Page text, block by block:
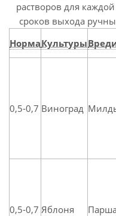
растворов для
сроков выхода
НормаКультуры
0,5-0,7 Виноград
0,5-0,7 Яблоня Парша